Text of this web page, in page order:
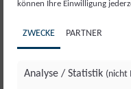
RED BULL
können Ihre Einwilligung
ZWECKE PARTNER
Analyse / Statistik (nicht